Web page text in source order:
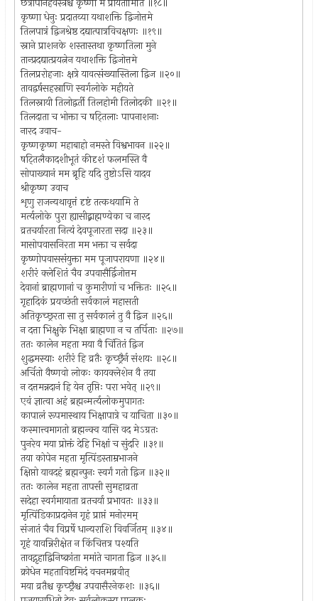
कृष्णा धेनुः प्रदातव्या यथाशक्ति द्विजोत्तमे
तिलपात्रं द्विजश्रेष्ठ दद्यात्पात्रविचक्षणः ॥१९॥
स्नाने प्राशनके शस्तास्तथा कृष्णतिला मुने
तान्प्रदद्यात्प्रयत्नेन यथाशक्ति द्विजोत्तमे
तिलप्ररोहजाः क्षत्रे यावत्संख्यास्तिला द्विज ॥२०॥
तावद्वर्षसहस्राणि स्वर्गलोके महीयते
तिलस्नायी तिलोद्वर्ती तिलहोमी तिलोदकी ॥२१॥
तिलदाता च भोक्ता च षट्तिलाः पापनाशनाः
नारद उवाच-
कृष्णकृष्ण महाबाहो नमस्ते विश्वभावन ॥२२॥
षट्तिलैकादशीभूतं कीदृशं फलमस्ति वै
सोपाख्यानं मम ब्रूहि यदि तुष्टोऽसि यादव
श्रीकृष्ण उवाच
शृणु राजन्यथावृत्तं दृष्टं तत्कथयामि ते
मर्त्यलोके पुरा ह्यासीद्ब्राह्मण्येका च नारद
व्रतचर्यारता नित्यं देवपूजारता सदा ॥२३॥
मासोपवासनिरता मम भक्ता च सर्वदा
कृष्णोपवाससंयुक्ता मम पूजापरायणा ॥२४॥
शरीरं क्लेशितं चैव उपवासैर्द्विजोत्तम
देवानां ब्राह्मणानां च कुमारीणां च भक्तितः ॥२५॥
गृहादिकं प्रयच्छंती सर्वकालं महासती
अतिकृच्छ्ररता सा तु सर्वकालं तु वै द्विज ॥२६॥
न दत्ता भिक्षुके भिक्षा ब्राह्मणा न च तर्पिताः ॥२७॥
ततः कालेन महता मया वै चिंतितं द्विज
शुद्धमस्याः शरीरं हि व्रतैः कृच्छ्रैर्न संशयः ॥२८॥
अर्चितो वैष्णवो लोकः कायक्लेशेन वै तया
न दत्तमन्नदानं हि येन तृप्तिः परा भवेत् ॥२९॥
एवं ज्ञात्वा अहं ब्रह्मन्मर्त्यलोकमुपागतः
कापालं रूपमास्थाय भिक्षापात्रे च याचिता ॥३०॥
कस्मात्त्वमागतो ब्रह्मन्क्व यासि वद मेऽग्रतः
पुनरेव मया प्रोक्तं देहि भिक्षां च सुंदरि ॥३१॥
तया कोपेन महता मृत्पिंडस्ताम्रभाजने
क्षिप्तो यावदहं ब्रह्मन्पुनः स्वर्गं गतो द्विज ॥३२॥
ततः कालेन महता तापसी सुमहाव्रता
सदेहा स्वर्गमायाता व्रतचर्या प्रभावतः ॥३३॥
मृत्पिंडिकाप्रदानेन गृहं प्राप्तं मनोरमम्
संजातं चैव विप्रर्षे धान्यराशि विवर्जितम् ॥३४॥
गृहं यावन्निरीक्षेत न किंचित्तत्र पश्यति
तावद्गृहाद्विनिष्क्रांता ममांते चागता द्विज ॥३५॥
क्रोधेन महताविष्टमिदं वचनमब्रवीत्
मया व्रतैश्च कृच्छ्रैश्च उपवासैरनेकशः ॥३६॥